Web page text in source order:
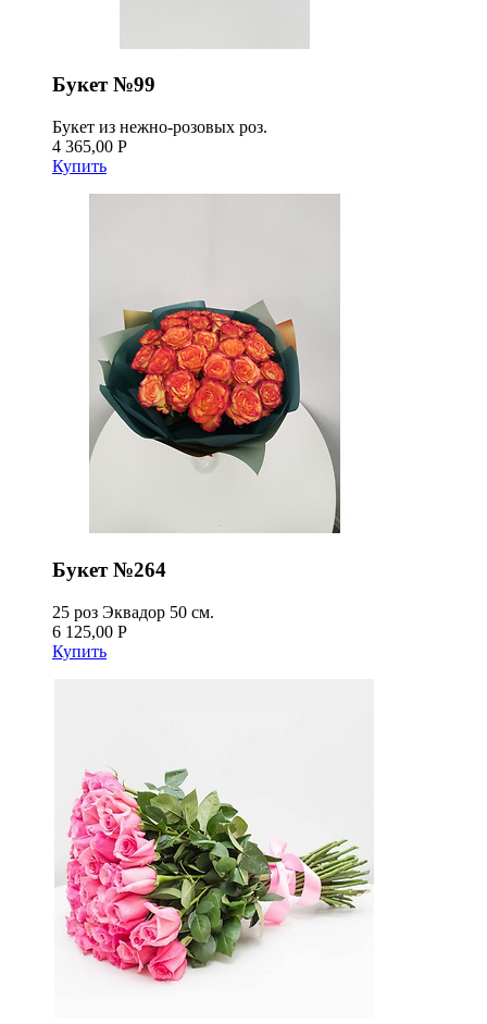
Букет №99
Букет из нежно-розовых роз.
4 365,00 Р
Купить
Букет №264
25 роз Эквадор 50 см.
6 125,00 Р
Купить